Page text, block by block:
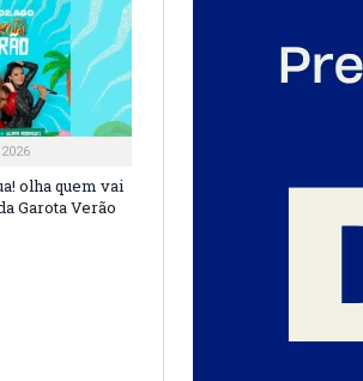
olha quem vai
Garota Verão